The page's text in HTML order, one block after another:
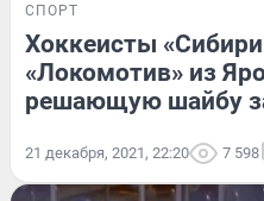
СПОРТ
Хоккеисты
«Локомотив» из
решающую шайбу
21 декабря, 2021, 22:20 7 598